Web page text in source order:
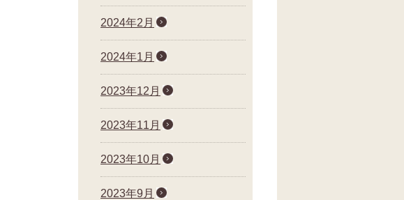
2024年2月
2024年1月
2023年12月
2023年11月
2023年10月
2023年9月